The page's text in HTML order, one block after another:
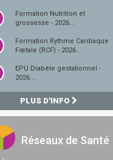
Formation Nutrition et
grossesse - 2026...
Formation Rythme Cardiaque
Fœtale (RCF) - 2026...
EPU Diabète gestationnel -
2026...
PLUS D'INFO
Réseaux de Santé